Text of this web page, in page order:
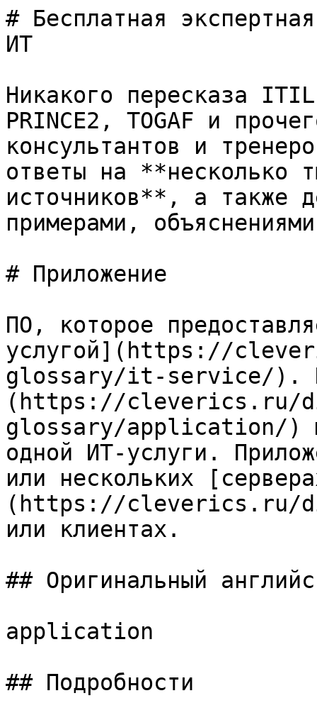
# Бесплатная
ИТ
Никакого пересказа
PRINCE2, TOGAF и
консультантов и
ответы на **несколько
источников**, а также
примерами,
# Приложение
ПО, которое
услугой](https://
glossary/it-service/).
(https://cleverics.ru/
glossary/application/)
одной ИТ-услуги.
или нескольких
(https://cleverics.ru/
или клиентах.
## Оригинальный
application
## Подробности